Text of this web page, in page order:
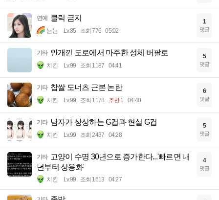
연예 클릭 금지
뇸뇸 Lv.85 조회 776 05:02
1
댓글
기타 안개낀 도로에서 마주한 성체 버팔로
치킨 Lv.99 조회 1187 04:41
5
댓글
기타 찹쌀 도너츠 근본 논란
치킨 Lv.99 조회 1178 추천 1 04:40
6
댓글
기타 남자가 상상하는 G컵과 현실 G컵
치킨 Lv.99 조회 2437 04:28
5
댓글
기타 고양이 수명 30년으로 증가한다...'빠르면 내
년부터 상용화'
치킨 Lv.99 조회 1613 04:27
4
댓글